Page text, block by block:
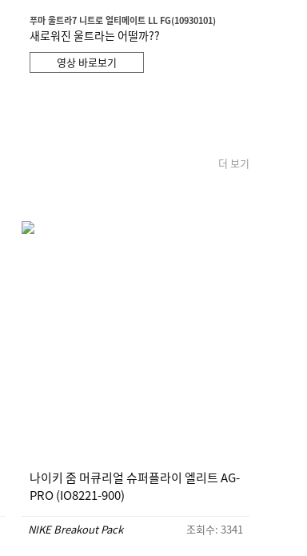
푸마 울트라7 니트로 얼티메이트 LL FG(10930101)
새로워진 울트라는 어떨까??
영상 바로보기
더 보기
나이키 줌 머큐리얼 슈퍼플라이 엘리트 AG-
PRO (IO8221-900)
NIKE Breakout Pack 조회수: 3341